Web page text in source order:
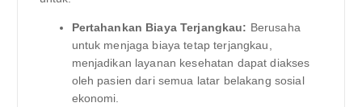
Pertahankan Biaya Terjangkau: Berusaha
untuk menjaga biaya tetap terjangkau,
menjadikan layanan kesehatan dapat diakses
oleh pasien dari semua latar belakang sosial
ekonomi.